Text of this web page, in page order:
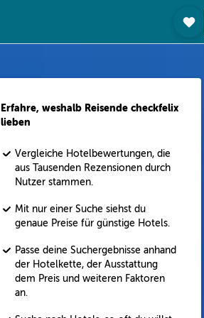
Erfahre, weshalb Reisende checkfelix
lieben
Vergleiche Hotelbewertungen, die
aus Tausenden Rezensionen durch
Nutzer stammen.
Mit nur einer Suche siehst du
genaue Preise für günstige Hotels.
Passe deine Suchergebnisse anhand
der Hotelkette, der Ausstattung
dem Preis und weiteren Faktoren
an.